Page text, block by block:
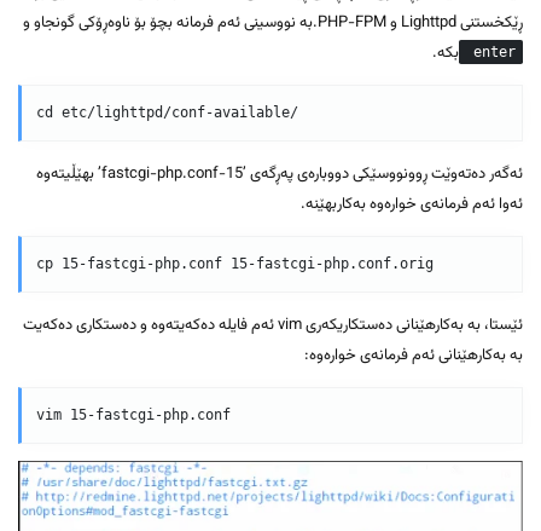
ڕێکخستنی Lighttpd و PHP-FPM.بە نووسینی ئەم فرمانە بچۆ بۆ ناوەڕۆکی گونجاو و
enter بکە.
ئەگەر دەتەوێت ڕوونووسێکی دووبارەی پەڕگەی ’15-fastcgi-php.conf’ بهێڵیتەوە
ئەوا ئەم فرمانەی خوارەوە بەکاربهێنە.
ئێستا، بە بەکارهێنانی دەستکاریکەری vim ئەم فایلە دەکەیتەوە و دەستکاری دەکەیت
بە بەکارهێنانی ئەم فرمانەی خوارەوە: